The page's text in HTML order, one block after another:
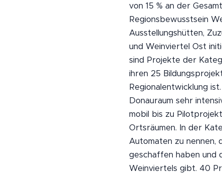
von 15 % an der
Regionsbewusstsein
Ausstellungshütten,
und Weinviertel Ost
sind Projekte der
ihren 25
Regionalentwicklung
Donauraum sehr
mobil bis zu
Ortsräumen. In der
Automaten zu nennen,
geschaffen haben und
Weinviertels gibt. 40